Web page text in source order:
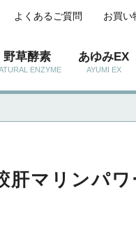
野草酵素
ENZYME
あゆみEX
AYUMI EX
よくあるご質問 お買い
肝マリンパワ